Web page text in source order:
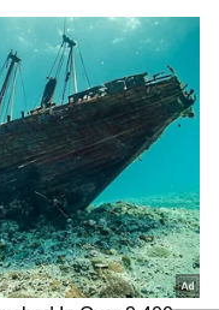
ವಿಭಾಗದಲ್ಲಿ ಕಳೆದ